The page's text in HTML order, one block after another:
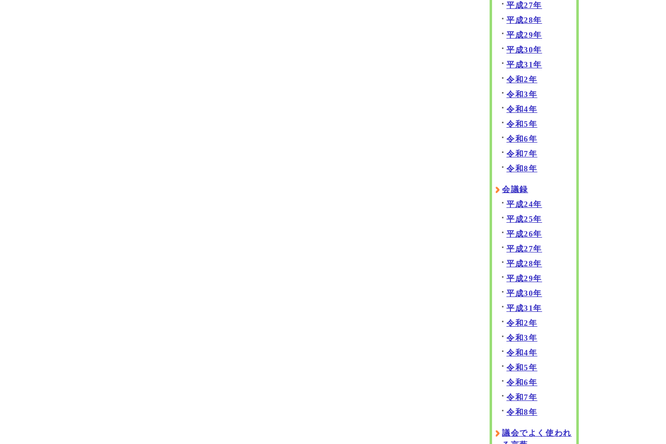
平成27年
平成28年
平成29年
平成30年
平成31年
令和2年
令和3年
令和4年
令和5年
令和6年
令和7年
令和8年
会議録
平成24年
平成25年
平成26年
平成27年
平成28年
平成29年
平成30年
平成31年
令和2年
令和3年
令和4年
令和5年
令和6年
令和7年
令和8年
議会でよく使われ